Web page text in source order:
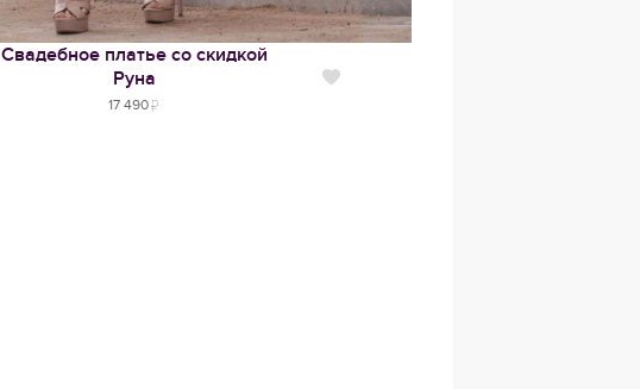
Свадебное платье со скидкой
Руна
17 490